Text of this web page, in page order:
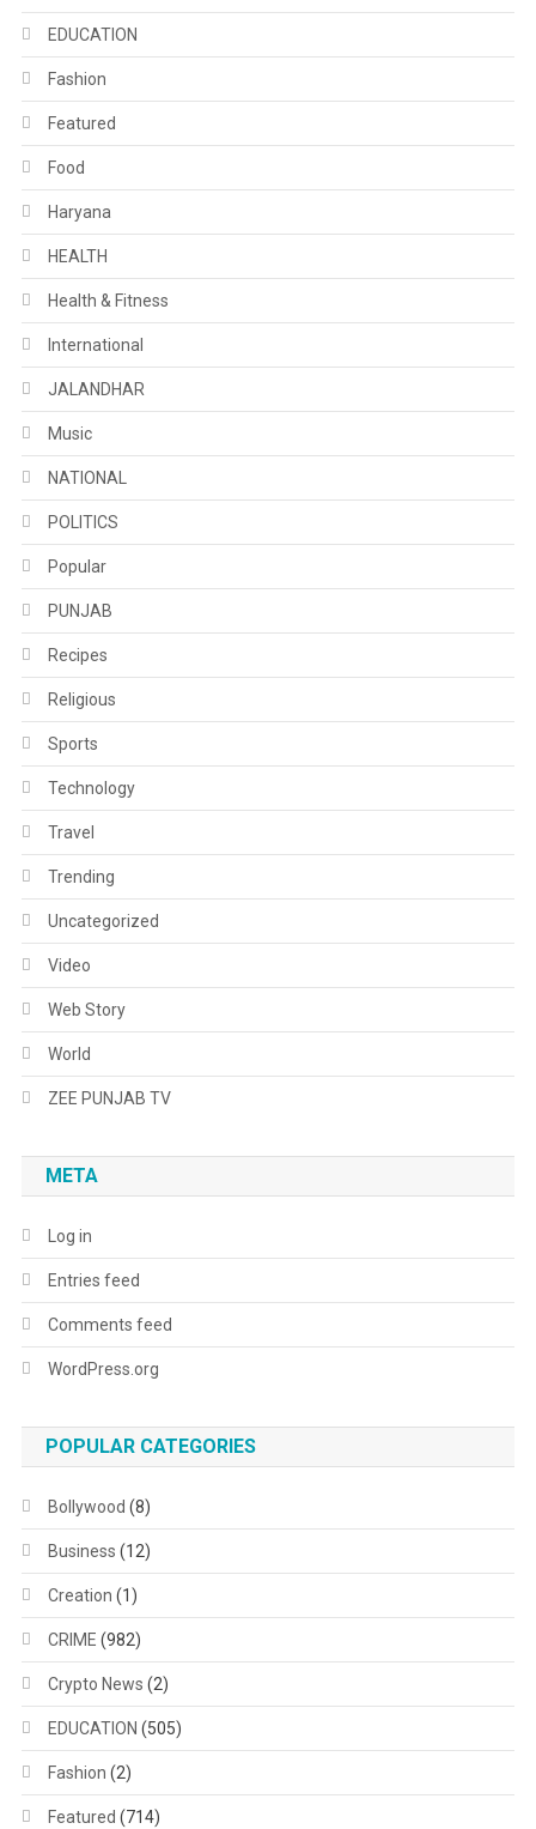
EDUCATION
Fashion
Featured
Food
Haryana
HEALTH
Health & Fitness
International
JALANDHAR
Music
NATIONAL
POLITICS
Popular
PUNJAB
Recipes
Religious
Sports
Technology
Travel
Trending
Uncategorized
Video
Web Story
World
ZEE PUNJAB TV
META
Log in
Entries feed
Comments feed
WordPress.org
POPULAR CATEGORIES
Bollywood (8)
Business (12)
Creation (1)
CRIME (982)
Crypto News (2)
EDUCATION (505)
Fashion (2)
Featured (714)